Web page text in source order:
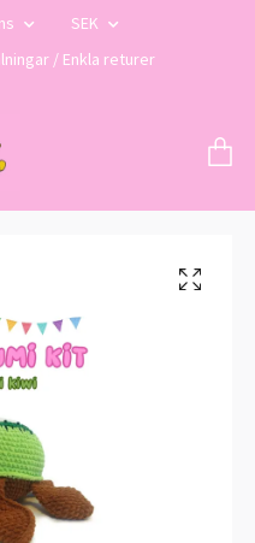
SEK
/ Enkla returer